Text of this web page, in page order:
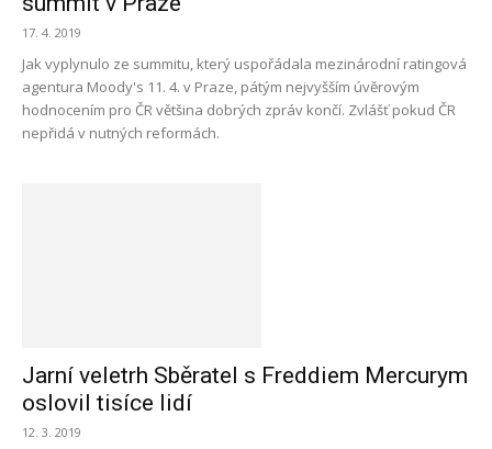
17. 4. 2019
Jak vyplynulo ze summitu, který uspořádala mezinárodní ratingová
agentura Moody's 11. 4. v Praze, pátým nejvyšším úvěrovým
hodnocením pro ČR většina dobrých zpráv končí. Zvlášť pokud ČR
nepřidá v nutných reformách.
Jarní veletrh Sběratel s Freddiem Mercurym
oslovil tisíce lidí
12. 3. 2019